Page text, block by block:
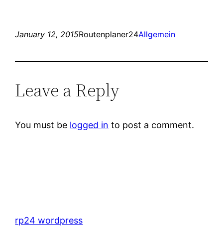
January 12, 2015Routenplaner24Allgemein
Leave a Reply
You must be logged in to post a comment.
rp24 wordpress